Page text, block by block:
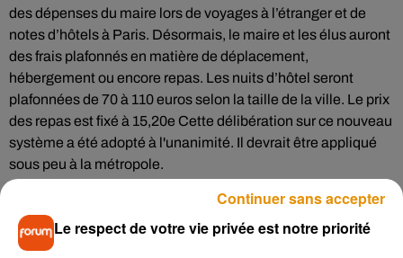
des dépenses du maire lors de voyages à l’étranger et de
notes d’hôtels à Paris. Désormais, le maire et les élus auront
des frais plafonnés en matière de déplacement,
hébergement ou encore repas. Les nuits d’hôtel seront
plafonnées de 70 à 110 euros selon la taille de la ville. Le prix
des repas est fixé à 15,20e Cette délibération sur ce nouveau
système a été adopté à l'unanimité. Il devrait être appliqué
sous peu à la métropole.
Concernant les déplacements à l’étranger, un mandat
spécial sera voté en conseil municipal. Ainsi, dès qu'une
délégation composée d'au moins un élu doit séjourner à
Le respect de votre vie privée est notre priorité
Continuer sans accepter